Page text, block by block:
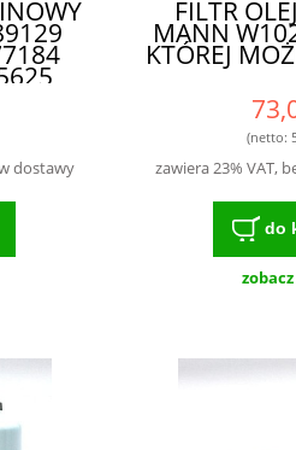
dostawy
FILTR
MANN
KTÓREJ
(netto:
zawiera 23% VAT,
do